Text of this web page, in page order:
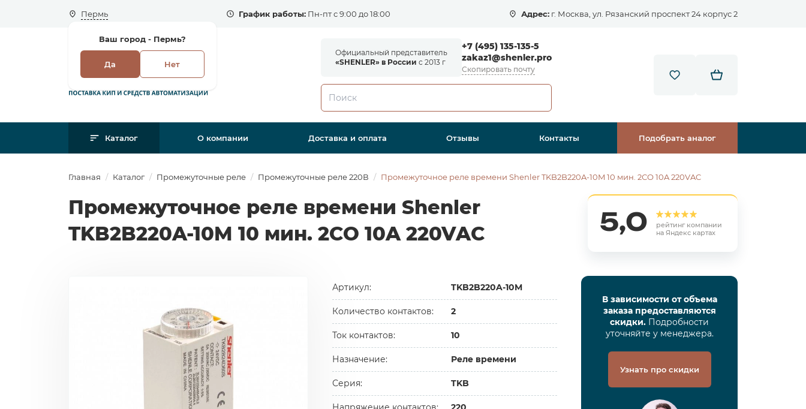
Пермь
Ваш город - Пермь?
Да Нет
График работы: Пн-пт с 9:00 до 18:00 Адрес: г. Москва, ул. Рязанский проспект 24 корпус 2
Официальный представитель
«SHENLER» в России с 2013 г
+7 (495) 135-135-5
zakaz1@shenler.pro
Скопировать почту
Каталог О компании Доставка и оплата Отзывы Контакты Подобрать аналог
Главная Каталог Промежуточные реле Промежуточные реле 220В Промежуточное реле времени Shenler TKB2B220A-10M 10 мин. 2СО 10A 220VAC
Промежуточное реле времени Shenler
TKB2B220A-10M 10 мин. 2СО 10A 220VAC
5,0
рейтинг компании
на Яндекс картах
Артикул: TKB2B220A-10M
Количество контактов: 2
Ток контактов: 10
Назначение: Реле времени
Серия: TKB
В зависимости от объема
заказа предоставляются
скидки. Подробности
уточняйте у менеджера.
Узнать про скидки